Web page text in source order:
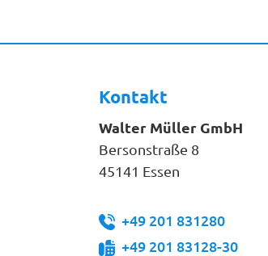
Kontakt
Walter Müller GmbH
Bersonstraße 8
45141 Essen
+49 201 831280
+49 201 83128-30